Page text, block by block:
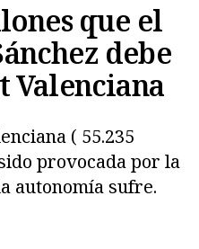
que el
debe
Valenciana
( 55.235
provocada por la
autonomía sufre.